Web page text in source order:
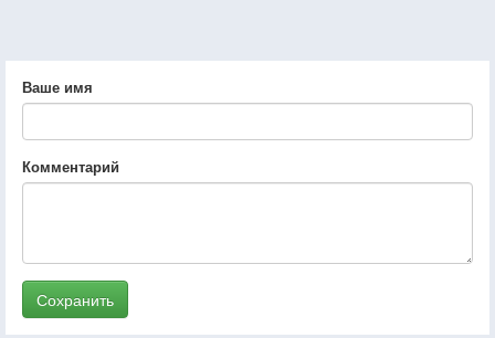
Ваше имя
Комментарий
Сохранить